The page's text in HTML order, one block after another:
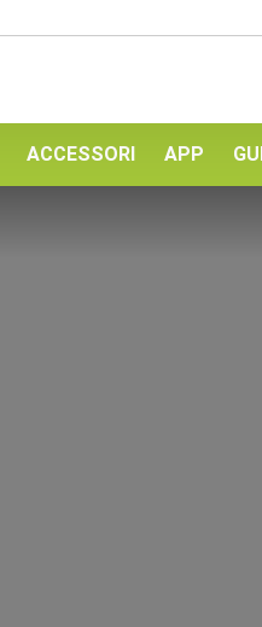
ACCESSORI APP